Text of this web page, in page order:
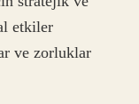
etkiler
ve zorluklar